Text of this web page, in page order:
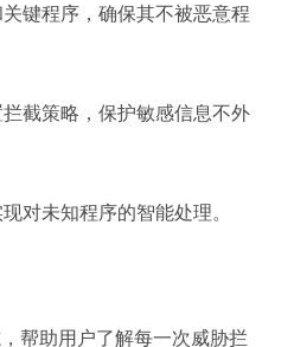
键程序，确保其不被恶意程
截策略，保护敏感信息不外
对未知程序的智能处理。
帮助用户了解每一次威胁拦